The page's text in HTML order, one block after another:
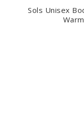
Sols Unisex
Warm